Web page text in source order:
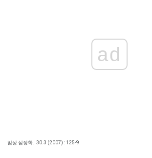
ad
임상 심장학. 30.3 (2007) : 125-9.